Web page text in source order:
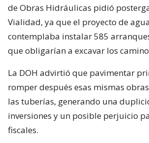
de Obras Hidráulicas pidió
Vialidad, ya que el proyecto de
contemplaba instalar 585
que obligarían a excavar los
La DOH advirtió que pavimentar
romper después esas mismas
las tuberías, generando una
inversiones y un posible perjuicio
fiscales.